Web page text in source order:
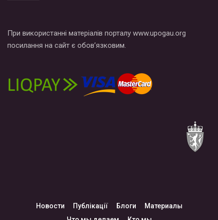
При використанні матеріалів порталу www.upogau.org
посилання на сайт є обов’язковим.
Новости Публікації Блоги
Материалы